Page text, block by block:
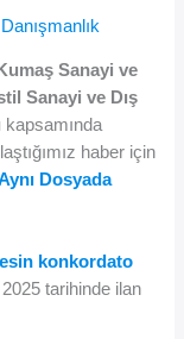
Sanayi ve
Sanayi ve Dış
kapsamında
haber için
Dosyada
konkordato
tarihinde ilan